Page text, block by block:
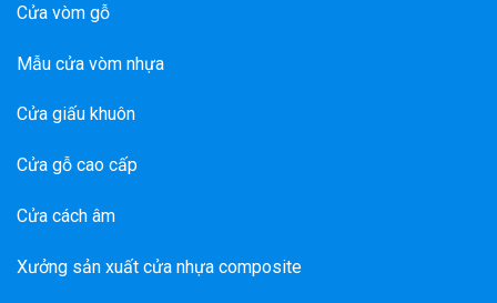
Cửa vòm gỗ
Mẫu cửa vòm nhựa
Cửa giấu khuôn
Cửa gỗ cao cấp
Cửa cách âm
Xưởng sản xuất cửa nhựa composite